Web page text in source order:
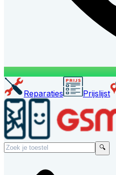
Reparaties Prijslijst
🔍